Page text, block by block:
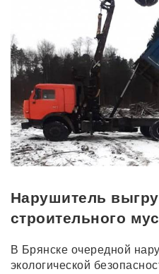
Нарушитель
строительного
В Брянске очередной
экологической